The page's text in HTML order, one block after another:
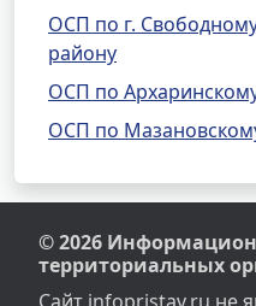
ОСП по г.
району
ОСП по
ОСП по
© 2026
территориальных